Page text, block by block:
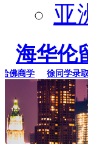
亚
海华伦
商学 徐同学录取常